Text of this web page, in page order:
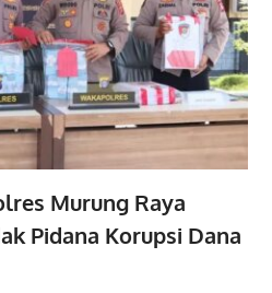
Murung Raya
Pidana Korupsi Dana